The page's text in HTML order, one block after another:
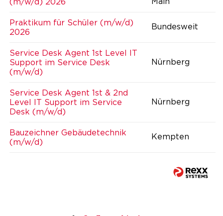
(m/w/d) 2026
Praktikum für Schüler (m/w/d)
2026
Bundesweit
Service Desk Agent 1st Level IT
Support im Service Desk
(m/w/d)
Nürnberg
Service Desk Agent 1st & 2nd
Level IT Support im Service
Desk (m/w/d)
Nürnberg
Bauzeichner Gebäudetechnik
(m/w/d)
Kempten